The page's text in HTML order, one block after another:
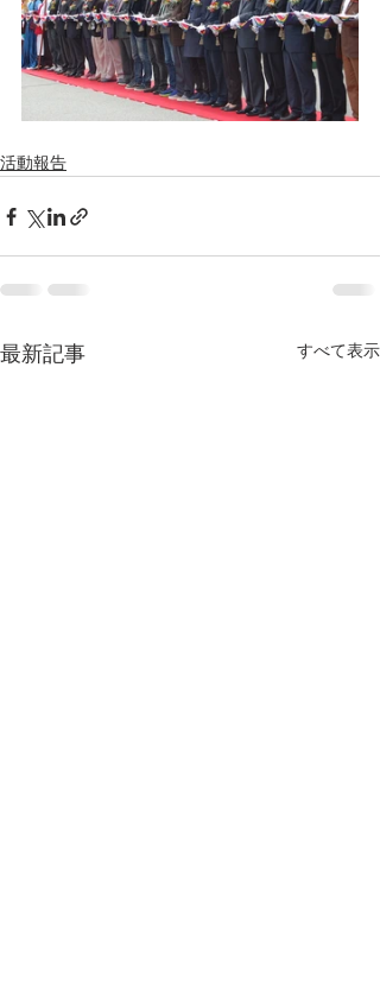
活動報告
最新記事 すべて表示